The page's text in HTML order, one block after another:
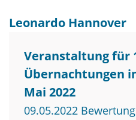
Leonardo Hannover
Veranstaltung für
Übernachtungen
Mai 2022
09.05.2022